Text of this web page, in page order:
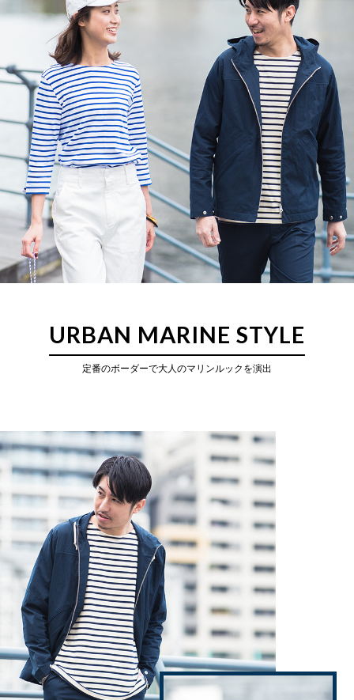
URBAN MARINE STYLE
定番のボーダーで大人のマリンルックを演出